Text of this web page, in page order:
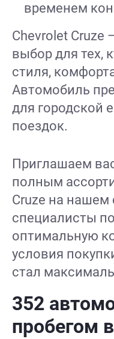
временем
Chevrolet Cruze
выбор для тех,
стиля,
Автомобиль
для городской
поездок.
Приглашаем
полным
Cruze на нашем
специалисты
оптимальную
условия
стал
352
пробегом